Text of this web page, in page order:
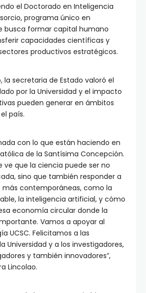
el Doctorado en Inteligencia
programa único en
busca formar capital humano
capacidades científicas y
productivos estratégicos.
la secretaria de Estado valoró el
por la Universidad y el impacto
pueden generar en ámbitos
país.
con lo que están haciendo en
de la Santísima Concepción.
ve que la ciencia puede ser no
sino que también responder a
más contemporáneas, como la
la inteligencia artificial, y cómo
economía circular donde la
Vamos a apoyar al
UCSC. Felicitamos a las
Universidad y a los investigadores,
y también innovadores”,
Lincolao.